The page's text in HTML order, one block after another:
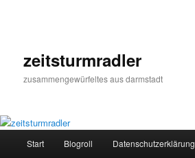
zeitsturmradler
zusammengewürfeltes aus darmstadt
Start Blogroll Datenschutzerklärung